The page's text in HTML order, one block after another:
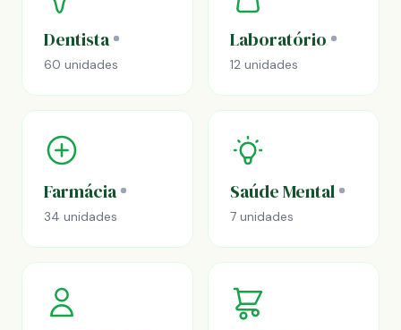
Dentista
60 unidades
Laboratório
12 unidades
Farmácia
34 unidades
Saúde Mental
7 unidades